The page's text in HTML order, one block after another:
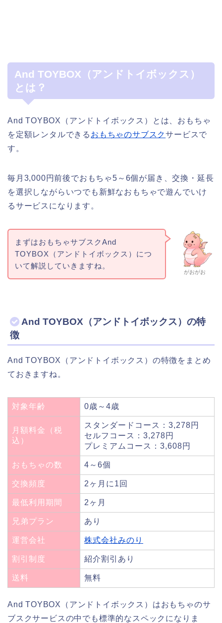
And TOYBOX（アンドトイボックス）
とは？
And TOYBOX（アンドトイボックス）とは、おもちゃ
を定額レンタルできる おもちゃのサブスクサービスで
す。
毎月3,000円前後でおもちゃ5～6個が届き、交換・延長
を選択しながらいつでも新鮮なおもちゃで遊んでいけ
るサービスになります。
がおがお
まずはおもちゃサブスクAnd
TOYBOX（アンドトイボックス）につ
いて解説していきますね。
And TOYBOX（アンドトイボックス）の特
徴
And TOYBOX（アンドトイボックス）の特徴をまとめ
ておきますね。
対象年齢 0歳～4歳
月額料金（税
込）
スタンダードコース：3,278円
セルフコース：3,278円
プレミアムコース：3,608円
おもちゃの数 4～6個
交換頻度 2ヶ月に1回
最低利用期間 2ヶ月
兄弟プラン あり
運営会社 株式会社みのり
割引制度 紹介割引あり
送料 無料
And TOYBOX（アンドトイボックス）はおもちゃのサ
ブスクサービスの中でも標準的なスペックになりま